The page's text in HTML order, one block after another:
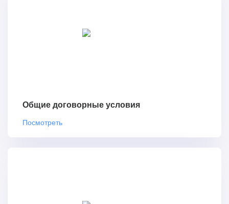
Общие договорные условия
Посмотреть